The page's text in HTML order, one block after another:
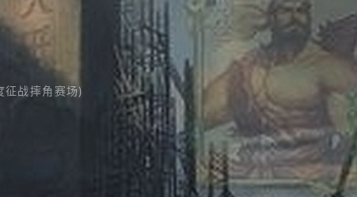
征战摔角赛场)